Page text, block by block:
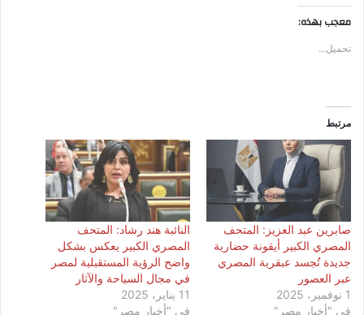
معجب بهذه:
تحميل...
مرتبط
صابرين عبد العزيز: المتحف
المصري الكبير أيقونة حضارية
جديدة تُجسد عبقرية المصري
عبر العصور
1 نوفمبر، 2025
في "أخبار مصر"
النائبة هند رشاد: المتحف
المصري الكبير يعكس بشكل
واضح الرؤية المستقبلية لمصر
في مجال السياحة والآثار
11 يناير، 2025
في "أخبار مصر"